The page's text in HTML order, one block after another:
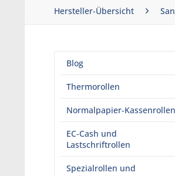
Hersteller-Übersicht
Blog
Thermorollen
Normalpapier-Kassenrollen
EC-Cash und
Lastschriftrollen
Spezialrollen und